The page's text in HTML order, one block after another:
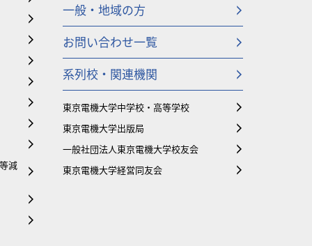
減
一般・地域の方
お問い合わせ一覧
系列校・関連機関
東京電機大学中学校・高等学校
東京電機大学出版局
一般社団法人東京電機大学校友会
東京電機大学経営同友会